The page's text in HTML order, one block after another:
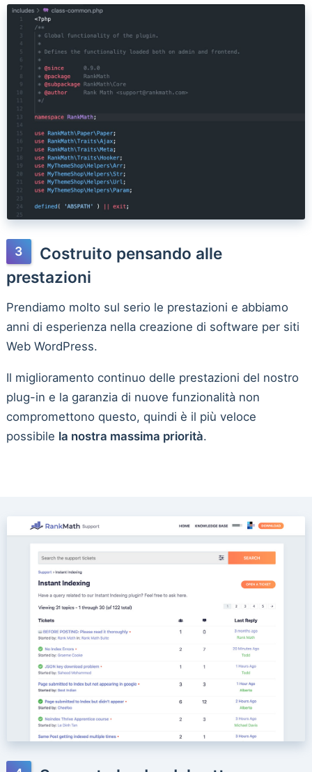
Costruito pensando alle
prestazioni
Prendiamo molto sul serio le prestazioni e abbiamo
anni di esperienza nella creazione di software per siti
Web WordPress.
Il miglioramento continuo delle prestazioni del nostro
plug-in e la garanzia di nuove funzionalità non
compromettono questo, quindi è il più veloce
possibile la nostra massima priorità.